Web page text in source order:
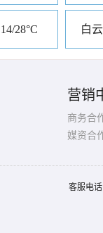
14/28°C 白
营销
商务合
媒资合
客服电